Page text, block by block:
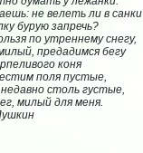
не велеть ли в санки
бурую запречь?
по утреннему снегу,
предадимся бегу
коня
поля пустые,
столь густые,
милый для меня.